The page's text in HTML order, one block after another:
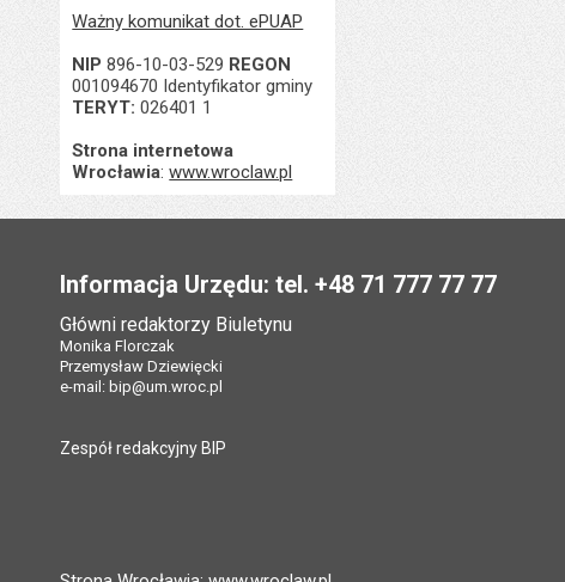
Ważny komunikat dot. ePUAP
NIP 896-10-03-529 REGON
001094670 Identyfikator gminy
TERYT: 026401 1
Strona internetowa
Wrocławia:www.wroclaw.pl
Informacja Urzędu: tel. +48 71 777 77 77
Główni redaktorzy Biuletynu
Monika Florczak
Przemysław Dziewięcki
e-mail: bip@um.wroc.pl
Zespół redakcyjny BIP